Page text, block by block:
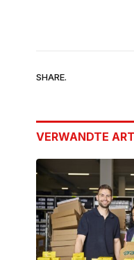
SHARE.
VERWANDTE